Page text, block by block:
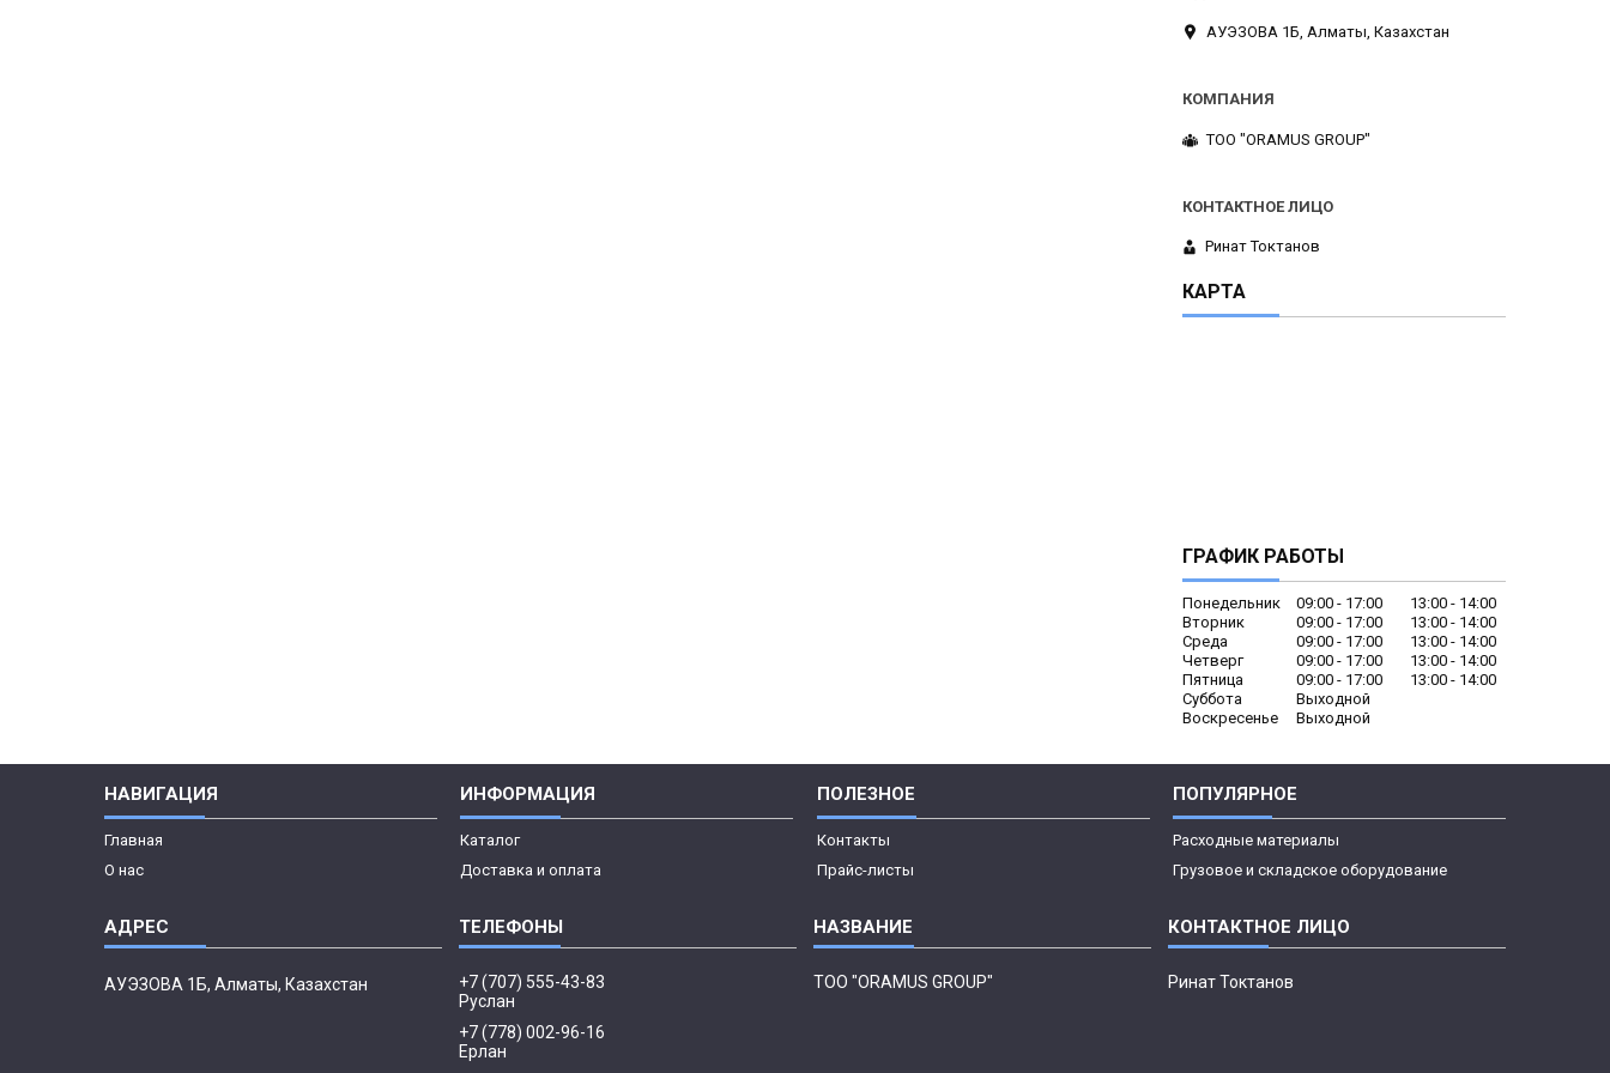
АУЭЗОВА 1Б, Алматы, Казахстан
ТОО "ORAMUS GROUP"
Ринат Токтанов
КАРТА
ГРАФИК РАБОТЫ
Понедельник 09:00 17:00 13:00
14:00
Вторник
09:00 17:00 13:00
14:00
Среда
09:00 17:00 13:00
14:00
Четверг
09:00 17:00 13:00
14:00
Пятница
09:00 17:00 13:00
14:00
Суббота
Выходной
Воскресенье
Выходной
НАВИГАЦИЯ
Главная
О нас
ИНФОРМАЦИЯ
Каталог
Доставка и оплата
ПОЛЕЗНОЕ
Контакты
Прайс-листы
ПОПУЛЯРНОЕ
Расходные материалы
Грузовое и складское оборудование
АУЭЗОВА 1Б, Алматы, Казахстан
+7 (707) 555-43-83
Руслан
+7 (778) 002-96-16
Ерлан
ТОО "ORAMUS GROUP" Ринат Токтанов